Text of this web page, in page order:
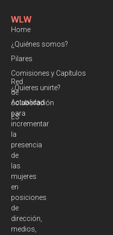
Red
de
colaboración
para
incrementar
la
presencia
de
las
mujeres
en
posiciones
de
dirección,
medios,
WLW
Home
¿Quiénes somos?
Pilares
Comisiones y Capítulos
¿Quieres unirte?
Actualidad
ES